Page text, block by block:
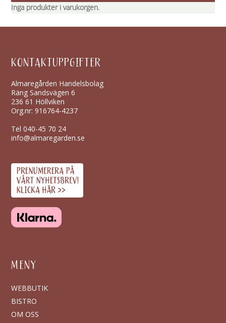
Inga produkter i varukorgen.
KONTAKTUPPGIFTER
Almaregården Handelsbolag
Räng Sandsvägen 6
236 61 Höllviken
Org.nr: 916764-4237
Tel040-45 70 24
info@almaregarden.se
MENY
WEBBUTIK
BISTRO
OM OSS